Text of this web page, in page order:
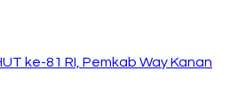
ke-81 RI, Pemkab Way Kanan